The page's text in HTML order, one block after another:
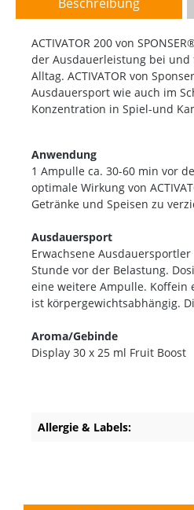
ACTIVATOR 200 von
der Ausdauerleistung bei
Alltag. ACTIVATOR von
Ausdauersport wie auch im
Konzentration in Spiel-und
Anwendung
1 Ampulle ca. 30-60 min vor
optimale Wirkung von
Getränke und Speisen zu
Ausdauersport
Erwachsene
Stunde vor der Belastung.
eine weitere Ampulle. Koffein
ist körpergewichtsabhängig.
Aroma/Gebinde
Display 30 x 25 ml Fruit Boost
Allergie & Labels: